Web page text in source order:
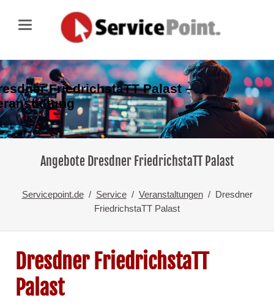
FriedrichstaTT Palast –
Angebote Dresdner FriedrichstaTT Palast
Servicepoint.de Service Veranstaltungen
Dresdner
FriedrichstaTT Palast
Dresdner FriedrichstaTT
Palast